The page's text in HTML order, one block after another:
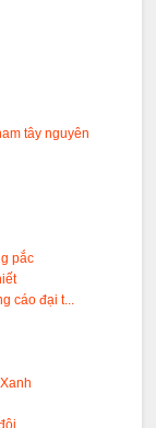
tây nguyên
pắc
cáo đại t...